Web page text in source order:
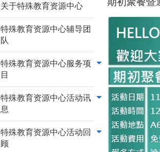
关于特殊教育资源中心
特殊教育资源中心辅导团
队
特殊教育资源中心服务项
目
特殊教育资源中心活动讯
息
特殊教育资源中心活动回
顾